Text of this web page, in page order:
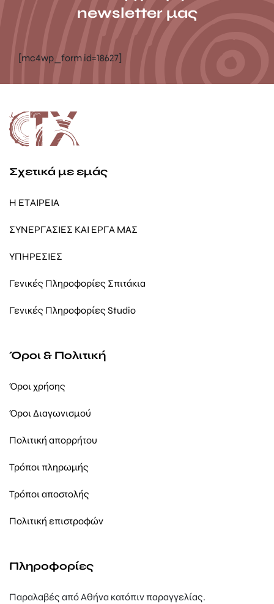
newsletter μας
[mc4wp_form id=18627]
Σχετικά με εμάς
Η ΕΤΑΙΡΕΙΑ
ΣΥΝΕΡΓΑΣΙΕΣ ΚΑΙ ΕΡΓΑ ΜΑΣ
ΥΠΗΡΕΣΙΕΣ
Γενικές Πληροφορίες Σπιτάκια
Γενικές Πληροφορίες Studio
Όροι & Πολιτική
Όροι χρήσης
Όροι Διαγωνισμού
Πολιτική απορρήτου
Τρόποι πληρωμής
Τρόποι αποστολής
Πολιτική επιστροφών
Πληροφορίες
Παραλαβές από Αθήνα κατόπιν παραγγελίας.